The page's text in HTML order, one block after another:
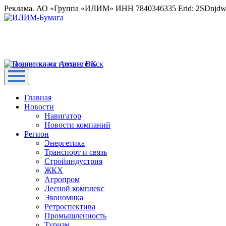
Реклама. АО «Группа «ИЛИМ» ИНН 7840346335 Erid:
Главная
Новости
Навигатор
Новости компаний
Регион
Энергетика
Транспорт и связь
Стройиндустрия
ЖКХ
Агропром
Лесной комплекс
Экономика
Ретроспектива
Промышленность